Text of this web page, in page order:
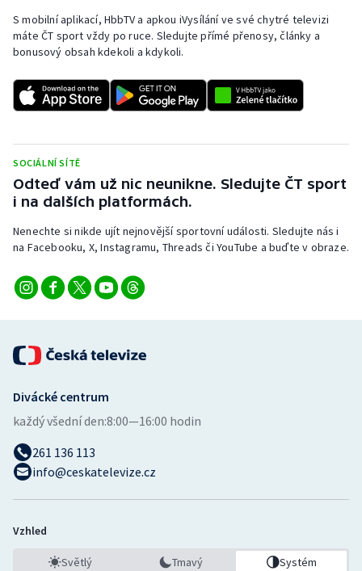
S mobilní aplikací, HbbTV a apkou iVysílání ve své chytré televizi
máte ČT sport vždy po ruce. Sledujte přímé přenosy, články a
bonusový obsah kdekoli a kdykoli.
SOCIÁLNÍ SÍTĚ
Odteď vám už nic neunikne. Sledujte ČT sport
i na dalších platformách.
Nenechte si nikde ujít nejnovější sportovní události. Sledujte nás i
na Facebooku, X, Instagramu, Threads či YouTube a buďte v obraze.
Divácké centrum
každý všední den:8:00—16:00 hodin
261 136 113
info@ceskatelevize.cz
Vzhled
Světlý Tmavý Systém